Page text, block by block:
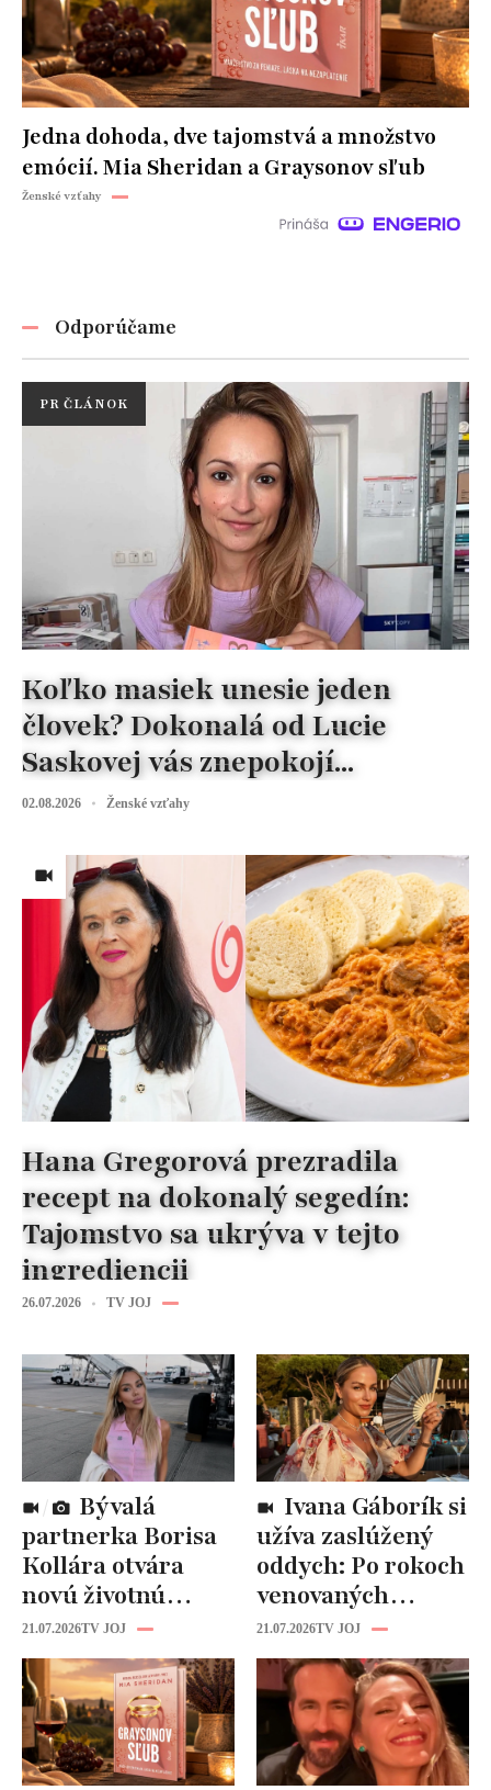
Jedna dohoda, dve tajomstvá a množstvo
emócií. Mia Sheridan a Graysonov sľub
Ženské vzťahy
Odporúčame
PR ČLÁNOK
Koľko masiek unesie jeden
človek? Dokonalá od Lucie
Saskovej vás znepokojí...
02.08.2026 Ženské vzťahy
Hana Gregorová prezradila
recept na dokonalý segedín:
Tajomstvo sa ukrýva v tejto
ingrediencii
26.07.2026 TV JOJ
partnerka Borisa
Kollára otvára
novú životnú
kapitolu: Laura
Vizváryová ide
pomáhať ženám
21.07.2026TV JOJ
užíva zaslúžený
oddych: Po rokoch
venovaných
rodine prišiel čas
na seba
21.07.2026TV JOJ